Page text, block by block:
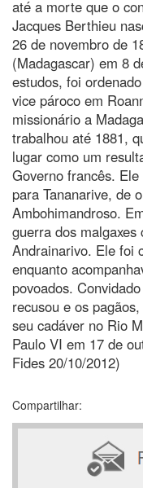
até a morte que o
Jacques Berthieu
26 de novembro de
(Madagascar) em 8
estudos, foi
vice pároco em
missionário a
trabalhou até 1881,
lugar como um
Governo francês.
para Tananarive, de
Ambohimandroso.
guerra dos
Andrainarivo. Ele foi
enquanto
povoados.
recusou e os
seu cadáver no Rio
Paulo VI em 17 de
Fides 20/10/2012)
Compartilhar: